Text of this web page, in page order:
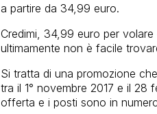
a partire da 34,99 euro.
Credimi, 34,99 euro per volare
ultimamente non è facile
Si tratta di una promozione
tra il 1° novembre 2017 e il 28
offerta e i posti sono in